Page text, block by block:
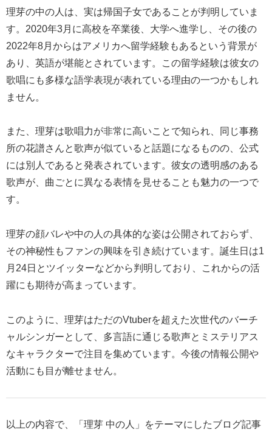
理芽の中の人は、実は帰国子女であることが判明していま
す。2020年3月に高校を卒業後、大学へ進学し、その後の
2022年8月からはアメリカへ留学経験もあるという背景が
あり、英語が堪能とされています。この留学経験は彼女の
歌唱にも多様な語学表現が表れている理由の一つかもしれ
ません。
また、理芽は歌唱力が非常に高いことで知られ、同じ事務
所の花譜さんと歌声が似ていると話題になるものの、公式
には別人であると発表されています。彼女の透明感のある
歌声が、曲ごとに異なる表情を見せることも魅力の一つで
す。
理芽の顔バレや中の人の具体的な姿は公開されておらず、
その神秘性もファンの興味を引き続けています。誕生日は1
月24日とツイッターなどから判明しており、これからの活
躍にも期待が高まっています。
このように、理芽はただのVtuberを超えた次世代のバーチ
ャルシンガーとして、多言語に通じる歌声とミステリアス
なキャラクターで注目を集めています。今後の情報公開や
活動にも目が離せません。
以上の内容で、「理芽 中の人」をテーマにしたブログ記事